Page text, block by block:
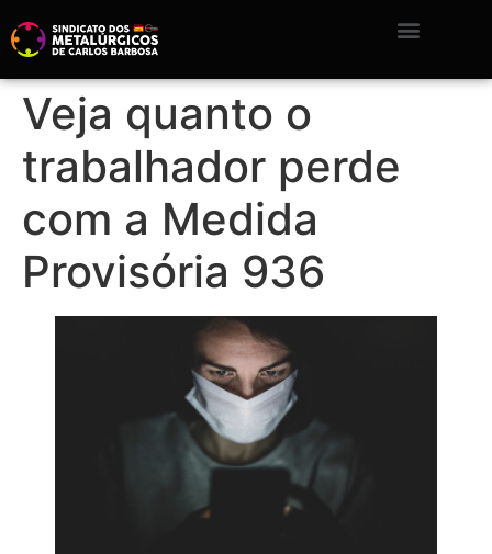
Veja quanto o
trabalhador perde
com a Medida
Provisória 936